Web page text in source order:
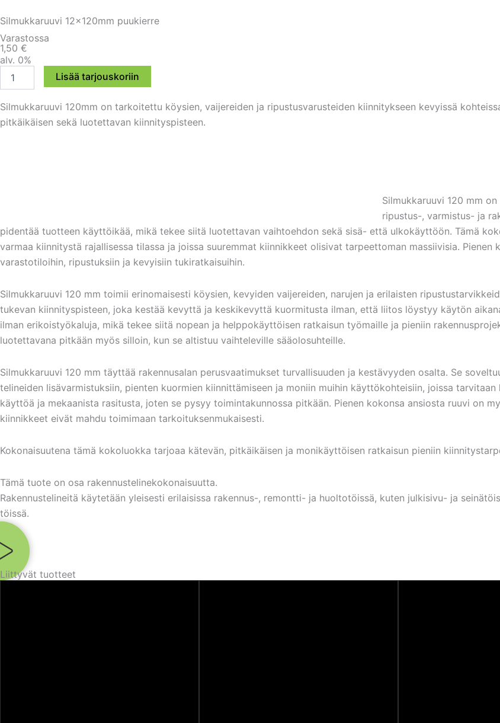
Silmukkaruuvi 12x120mm puukierre
Varastossa
1,50 €
alv. 0%
12x120mm
määrä
Lisää tarjouskoriin
Silmukkaruuvi 120mm on tarkoitettu köysien, vaijereiden ja ripustusvarusteiden kiinnitykseen kevyissä
pitkäikäisen sekä luotettavan kiinnityspisteen.
Silmukkaruuvi 120 mm
ripustus-, varmistus- ja
pidentää tuotteen käyttöikää, mikä tekee siitä luotettavan vaihtoehdon sekä sisä- että ulkokäyttöön. Tämä
varmaa kiinnitystä rajallisessa tilassa ja joissa suuremmat kiinnikkeet olisivat tarpeettoman massiivisia.
varastotiloihin, ripustuksiin ja kevyisiin tukiratkaisuihin.
Silmukkaruuvi 120 mm toimii erinomaisesti köysien, kevyiden vaijereiden, narujen ja erilaisten
tukevan kiinnityspisteen, joka kestää kevyttä ja keskikevyttä kuormitusta ilman, että liitos löystyy käytön
ilman erikoistyökaluja, mikä tekee siitä nopean ja helppokäyttöisen ratkaisun työmaille ja pieniin
luotettavana pitkään myös silloin, kun se altistuu vaihteleville sääolosuhteille.
Silmukkaruuvi 120 mm täyttää rakennusalan perusvaatimukset turvallisuuden ja kestävyyden osalta. Se
telineiden lisävarmistuksiin, pienten kuormien kiinnittämiseen ja moniin muihin käyttökohteisiin, joissa
käyttöä ja mekaanista rasitusta, joten se pysyy toimintakunnossa pitkään. Pienen kokonsa ansiosta ruuvi on
kiinnikkeet eivät mahdu toimimaan tarkoituksenmukaisesti.
Kokonaisuutena tämä kokoluokka tarjoaa kätevän, pitkäikäisen ja monikäyttöisen ratkaisun pieniin
Tämä tuote on osa rakennustelinekokonaisuutta.
Rakennustelineitä käytetään yleisesti erilaisissa rakennus-, remontti- ja huoltotöissä, kuten julkisivu- ja
töissä.
Liittyvät tuotteet